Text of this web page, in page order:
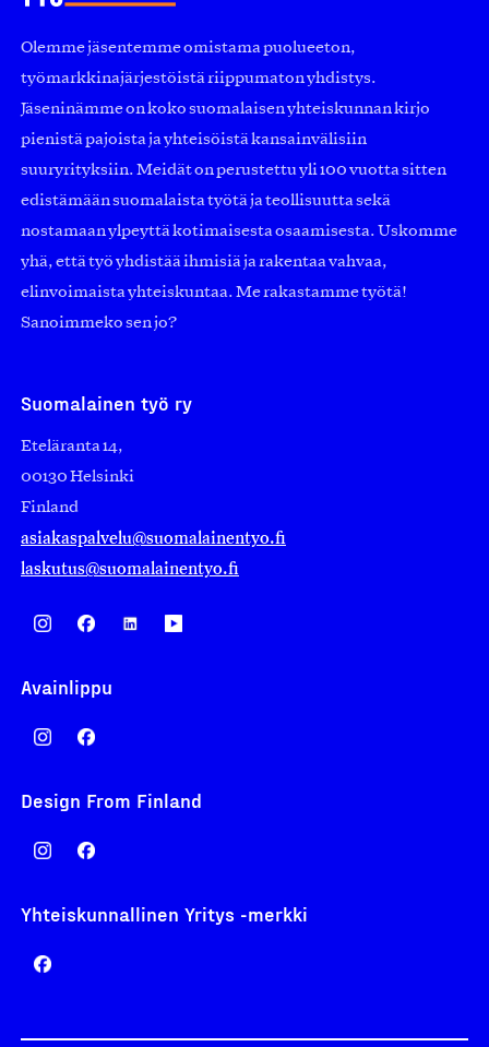
Olemme jäsentemme omistama puolueeton,
työmarkkinajärjestöistä riippumaton yhdistys.
Jäseninämme on koko suomalaisen yhteiskunnan kirjo
pienistä pajoista ja yhteisöistä kansainvälisiin
suuryrityksiin. Meidät on perustettu yli 100 vuotta sitten
edistämään suomalaista työtä ja teollisuutta sekä
nostamaan ylpeyttä kotimaisesta osaamisesta. Uskomme
yhä, että työ yhdistää ihmisiä ja rakentaa vahvaa,
elinvoimaista yhteiskuntaa. Me rakastamme työtä!
Sanoimmeko sen jo?
Suomalainen työ ry
Eteläranta 14,
00130 Helsinki
Finland
asiakaspalvelu@suomalainentyo.fi
laskutus@suomalainentyo.fi
Avainlippu
Design From Finland
Yhteiskunnallinen Yritys -merkki